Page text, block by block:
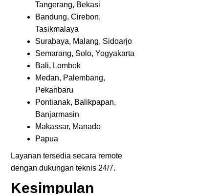
Tangerang, Bekasi
Bandung, Cirebon,
Tasikmalaya
Surabaya, Malang, Sidoarjo
Semarang, Solo, Yogyakarta
Bali, Lombok
Medan, Palembang,
Pekanbaru
Pontianak, Balikpapan,
Banjarmasin
Makassar, Manado
Papua
Layanan tersedia secara remote
dengan dukungan teknis 24/7.
Kesimpulan